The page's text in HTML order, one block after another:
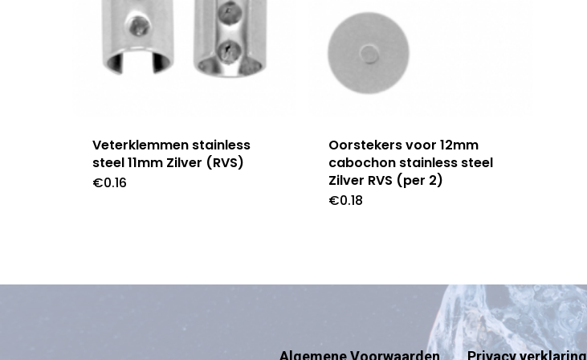
Veterklemmen stainless
steel 11mm Zilver (RVS)
€0.16
Oorstekers voor 12mm
cabochon stainless steel
Zilver RVS (per 2)
€0.18
Algemene Voorwaarden Privacy verklaring